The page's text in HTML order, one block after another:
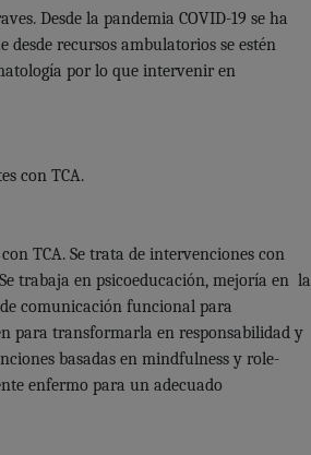
Desde la pandemia COVID-19 se ha
desde recursos ambulatorios se estén
por lo que intervenir en
con TCA.
TCA. Se trata de intervenciones con
trabaja en psicoeducación, mejoría en la
comunicación funcional para
para transformarla en responsabilidad y
basadas en mindfulness y role-
enfermo para un adecuado